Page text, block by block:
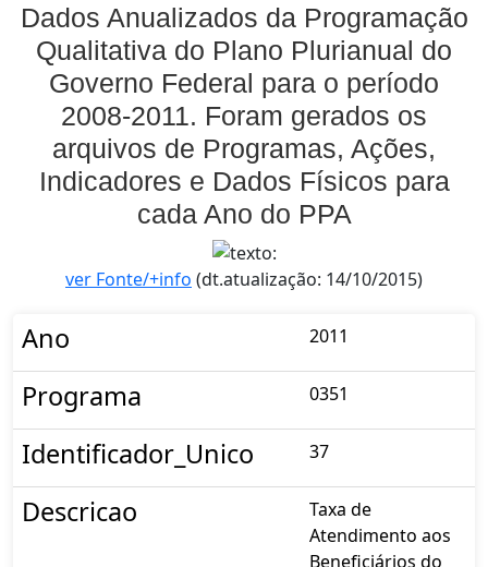
Dados Anualizados da Programação
Qualitativa do Plano Plurianual do
Governo Federal para o período
2008-2011. Foram gerados os
arquivos de Programas, Ações,
Indicadores e Dados Físicos para
cada Ano do PPA
ver Fonte/+info (dt.atualização: 14/10/2015)
Ano 2011
Programa 0351
Identificador_Unico 37
Descricao
Taxa de
Atendimento aos
Beneficiários do